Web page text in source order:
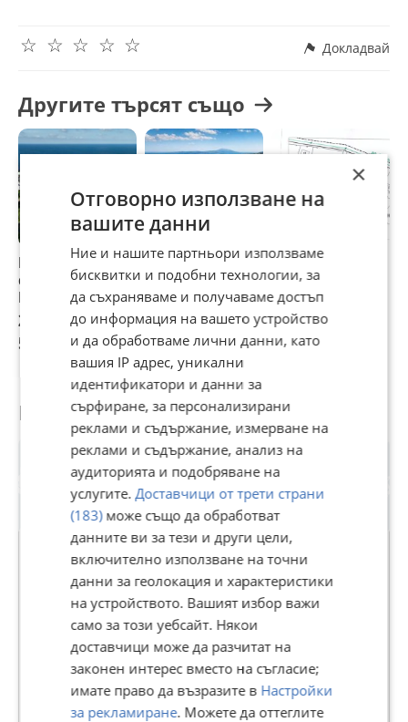
☆
☆
☆
☆
☆ Докладвай
Другите търсят също
Продава ПАРЦЕЛ,
с. Лозенец, област
Бургас
2 680 000 €
5 241 624,40 лв
Продава ПАРЦЕЛ,
Извън страната,
област Извън
страната
230 000 €
449 840,90 лв
ПРОДАВАМ
46 999 €
91 922,05 лв
Потребител
АДРЕС НЕДВИЖИМИ ИМОТИ -
КАНТОРА ЕЛЕНА
В Bazar.BG от 11 септември 2013г.
Последно активен днес в 11:05 ч.
103 Обяви
×
Отговорно използване на
вашите данни
Ние и нашите партньори използваме
бисквитки и подобни технологии, за
да съхраняваме и получаваме достъп
до информация на вашето устройство
и да обработваме лични данни, като
вашия IP адрес, уникални
идентификатори и данни за
сърфиране, за персонализирани
реклами и съдържание, измерване на
реклами и съдържание, анализ на
аудиторията и подобряване на
услугите.Доставчици от трети страни
(183)може също да обработват
данните ви за тези и други цели,
включително използване на точни
данни за геолокация и характеристики
на устройството. Вашият избор важи
само за този уебсайт. Някои
доставчици може да разчитат на
законен интерес вместо на съгласие;
имате право да възразите в Настройки
за рекламиране. Можете да оттеглите